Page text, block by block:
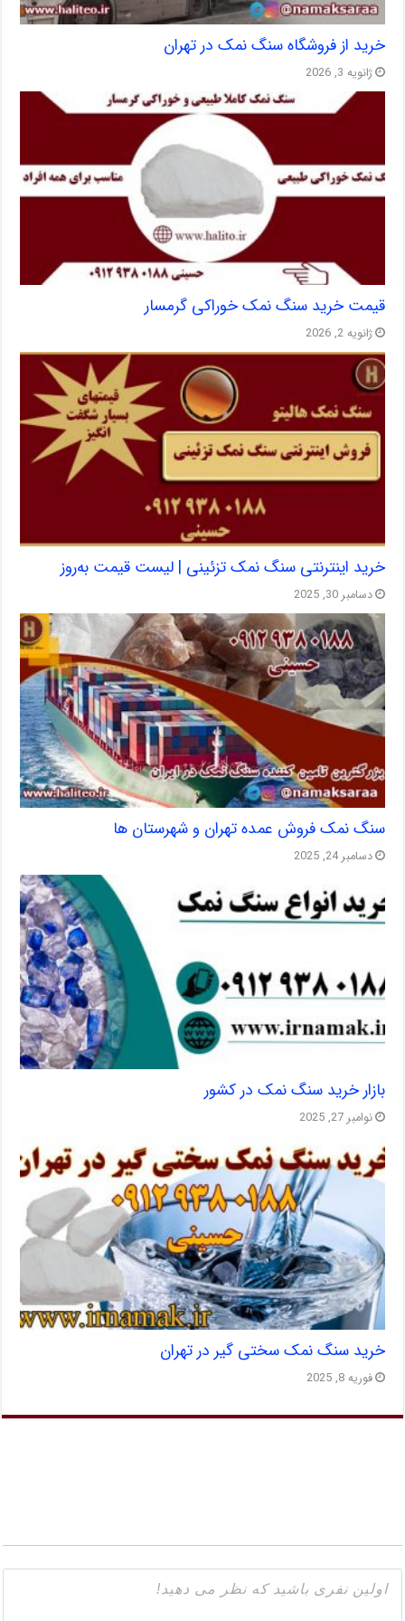
خرید از فروشگاه سنگ نمک در تهران
ژانویه 3, 2026
قیمت خرید سنگ نمک خوراکی گرمسار
ژانویه 2, 2026
خرید اینترنتی سنگ نمک تزئینی | لیست قیمت به‌روز
دسامبر 30, 2025
سنگ نمک فروش عمده تهران و شهرستان ها
دسامبر 24, 2025
بازار خرید سنگ نمک در کشور
نوامبر 27, 2025
خرید سنگ نمک سختی گیر در تهران
فوریه 8, 2025